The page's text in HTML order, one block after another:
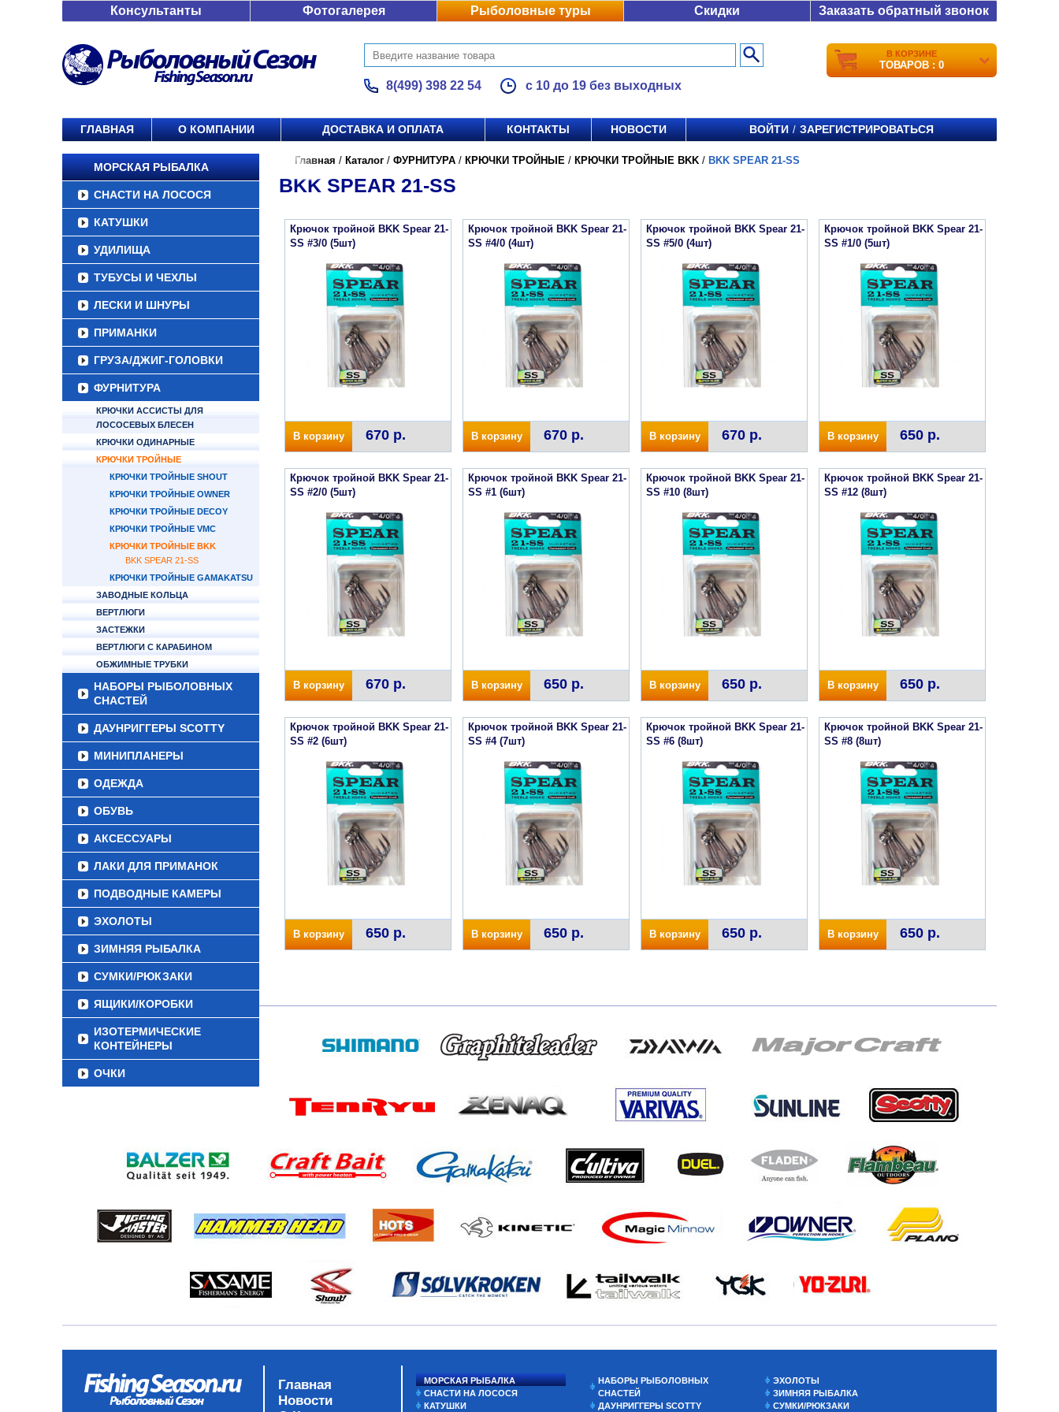
Консультанты Фотогалерея Рыболовные туры Скидки Заказать обратный звонок
8(499) 398 22 54 с 10 до 19 без выходных
В КОРЗИНЕ
ТОВАРОВ : 0
ГЛАВНАЯ О КОМПАНИИ ДОСТАВКА И ОПЛАТА КОНТАКТЫ НОВОСТИ ВОЙТИ / ЗАРЕГИСТРИРОВАТЬСЯ
МОРСКАЯ РЫБАЛКА
СНАСТИ НА ЛОСОСЯ
КАТУШКИ
УДИЛИЩА
ТУБУСЫ И ЧЕХЛЫ
ЛЕСКИ И ШНУРЫ
ПРИМАНКИ
ГРУЗА/ДЖИГ-ГОЛОВКИ
ФУРНИТУРА
КРЮЧКИ АССИСТЫ ДЛЯ
ЛОСОСЕВЫХ БЛЕСЕН
КРЮЧКИ ОДИНАРНЫЕ
КРЮЧКИ ТРОЙНЫЕ
КРЮЧКИ ТРОЙНЫЕ SHOUT
КРЮЧКИ ТРОЙНЫЕ OWNER
КРЮЧКИ ТРОЙНЫЕ DECOY
КРЮЧКИ ТРОЙНЫЕ VMC
КРЮЧКИ ТРОЙНЫЕ BKK
BKK SPEAR 21-SS
КРЮЧКИ ТРОЙНЫЕ GAMAKATSU
ЗАВОДНЫЕ КОЛЬЦА
ВЕРТЛЮГИ
ЗАСТЕЖКИ
ВЕРТЛЮГИ С КАРАБИНОМ
ОБЖИМНЫЕ ТРУБКИ
НАБОРЫ РЫБОЛОВНЫХ
СНАСТЕЙ
ДАУНРИГГЕРЫ SCOTTY
МИНИПЛАНЕРЫ
ОДЕЖДА
ОБУВЬ
АКСЕССУАРЫ
ЛАКИ ДЛЯ ПРИМАНОК
ПОДВОДНЫЕ КАМЕРЫ
ЭХОЛОТЫ
ЗИМНЯЯ РЫБАЛКА
СУМКИ/РЮКЗАКИ
ЯЩИКИ/КОРОБКИ
ИЗОТЕРМИЧЕСКИЕ
КОНТЕЙНЕРЫ
ОЧКИ
Главная / Каталог / ФУРНИТУРА / КРЮЧКИ ТРОЙНЫЕ / КРЮЧКИ ТРОЙНЫЕ BKK / BKK SPEAR 21-SS
BKK SPEAR 21-SS
Крючок тройной BKK Spear 21-
SS #3/0 (5шт)
В корзину 670 р.
Крючок тройной BKK Spear 21-
SS #4/0 (4шт)
В корзину 670 р.
Крючок тройной BKK Spear 21-
SS #5/0 (4шт)
В корзину 670 р.
Крючок тройной BKK Spear 21-
SS #1/0 (5шт)
В корзину 650 р.
Крючок тройной BKK Spear 21-
SS #2/0 (5шт)
В корзину 670 р.
Крючок тройной BKK Spear 21-
SS #1 (6шт)
В корзину 650 р.
Крючок тройной BKK Spear 21-
SS #10 (8шт)
В корзину 650 р.
Крючок тройной BKK Spear 21-
SS #12 (8шт)
В корзину 650 р.
Крючок тройной BKK Spear 21-
SS #2 (6шт)
В корзину 650 р.
Крючок тройной BKK Spear 21-
SS #4 (7шт)
В корзину 650 р.
Крючок тройной BKK Spear 21-
SS #6 (8шт)
В корзину 650 р.
Крючок тройной BKK Spear 21-
SS #8 (8шт)
В корзину 650 р.
Главная
Новости
МОРСКАЯ РЫБАЛКА
СНАСТИ НА ЛОСОСЯ
КАТУШКИ
НАБОРЫ РЫБОЛОВНЫХ
СНАСТЕЙ
ДАУНРИГГЕРЫ SCOTTY
ЭХОЛОТЫ
ЗИМНЯЯ РЫБАЛКА
СУМКИ/РЮКЗАКИ